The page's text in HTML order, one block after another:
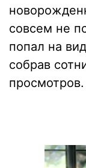
совсем не
попал на
собрав
просмотров.